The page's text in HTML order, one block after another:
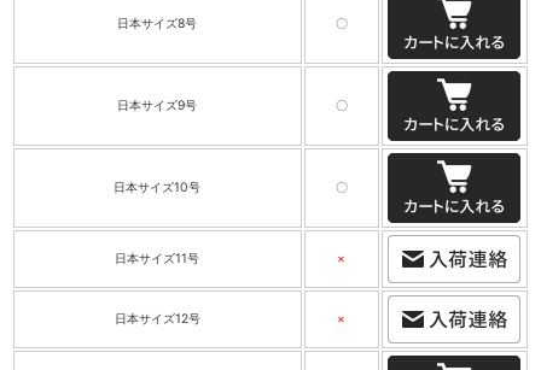
日本サイズ8号 〇
日本サイズ9号 〇
日本サイズ10号 〇
日本サイズ11号 ×
日本サイズ12号 ×